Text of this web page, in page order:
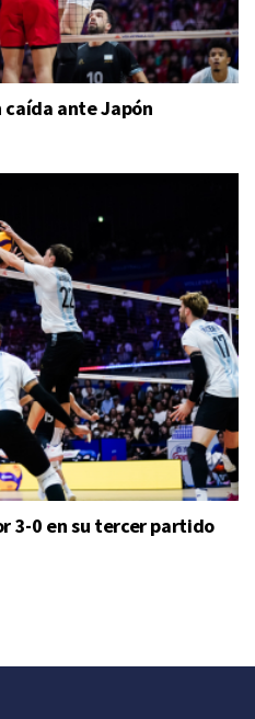
caída ante Japón
3-0 en su tercer partido